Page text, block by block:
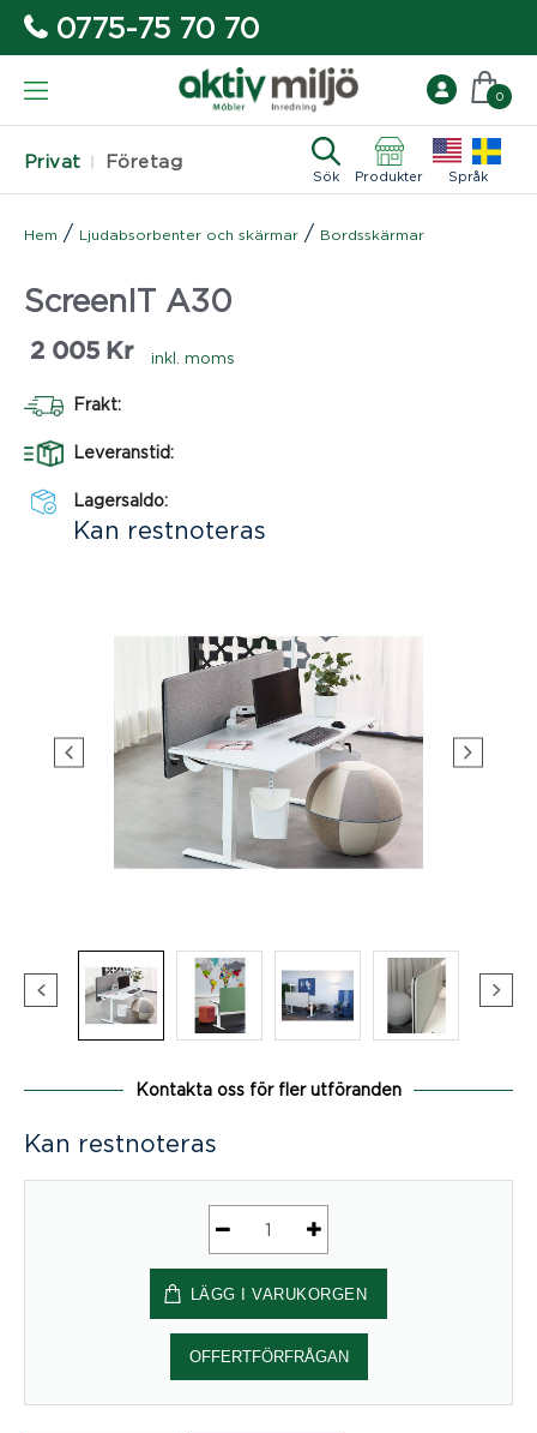
0775-75 70 70
Privat Företag
Sök Produkter Språk
0
Hem / Ljudabsorbenter och skärmar / Bordsskärmar
ScreenIT A30
2 005 Kr inkl. moms
Frakt:
Leveranstid:
Lagersaldo:
Kan restnoteras
Kontakta oss för fler utföranden
Kan restnoteras
ScreenIT
A30
mängd
LÄGG I VARUKORGEN
OFFERTFÖRFRÅGAN